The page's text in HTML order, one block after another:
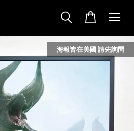
海報皆在美國 請先詢問